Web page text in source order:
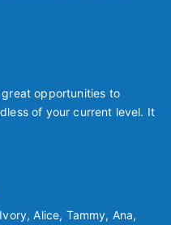
opportunities to
of your current level. It
Alice, Tammy, Ana,